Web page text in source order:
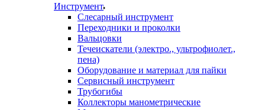
Инструмент
Слесарный инструмент
Переходники и проколки
Вальцовки
Течеискатели (электро., ультрофиолет.,
пена)
Оборудование и материал для пайки
Сервисный инструмент
Трубогибы
Коллекторы манометрические